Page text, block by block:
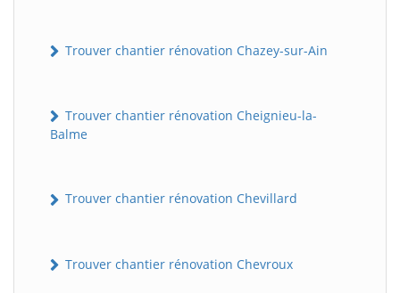
Trouver chantier rénovation Chazey-sur-Ain
Trouver chantier rénovation Cheignieu-la-
Balme
Trouver chantier rénovation Chevillard
Trouver chantier rénovation Chevroux